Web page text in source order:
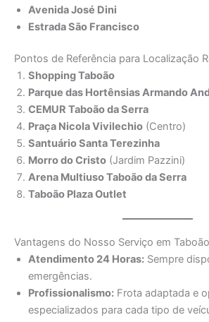
Avenida José Dini
Estrada São Francisco
Pontos de Referência para Localização
Shopping Taboão
Parque das Hortênsias Armando
CEMUR Taboão da Serra
Praça Nicola Vivilechio (Centro)
Santuário Santa Terezinha
Morro do Cristo (Jardim Pazzini)
Arena Multiuso Taboão da Serra
Taboão Plaza Outlet
Vantagens do Nosso Serviço em Taboão
Atendimento 24 Horas: Sempre
emergências.
Profissionalismo: Frota adaptada e
especializados para cada tipo de